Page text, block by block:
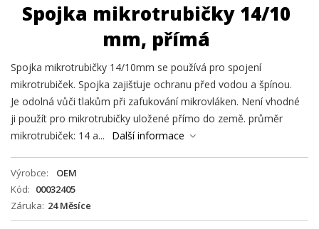
Spojka mikrotrubičky 14/10
mm, přímá
Spojka mikrotrubičky 14/10mm se používá pro spojení
mikrotrubiček. Spojka zajišťuje ochranu před vodou a špínou.
Je odolná vůči tlakům při zafukování mikrovláken. Není vhodné
ji použít pro mikrotrubičky uložené přímo do země. průměr
mikrotrubiček: 14 a...
Další informace
Výrobce
OEM
Kód
00032405
Záruka 24 Měsíce